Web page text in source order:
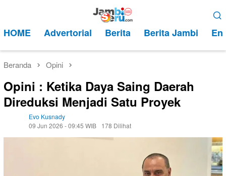
kontenMobile
HOME Advertorial Berita Berita Jambi
Beranda Opini
Opini : Ketika Daya Saing Daerah
Direduksi Menjadi Satu Proyek
Evo Kusnady
09 Jun 2026 - 09:45 WIB
178 Dilihat